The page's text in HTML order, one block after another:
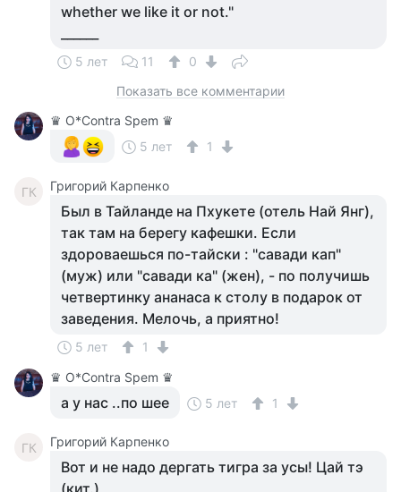
whether we like it or not."
5 лет 11
0
Показать все комментарии
♛ О*Contra Spem ♛
5 лет
1
ГК Григорий Карпенко
Был в Тайланде на Пхукете (отель Най Янг),
так там на берегу кафешки. Если
здороваешься по-тайски : "савади кап"
(муж) или "савади ка" (жен), - по получишь
четвертинку ананаса к столу в подарок от
заведения. Мелочь, а приятно!
5 лет
1
♛ О*Contra Spem ♛
а у нас ..по шее 5 лет 1
ГК Григорий Карпенко
Вот и не надо дергать тигра за усы! Цай тэ
(кит.)